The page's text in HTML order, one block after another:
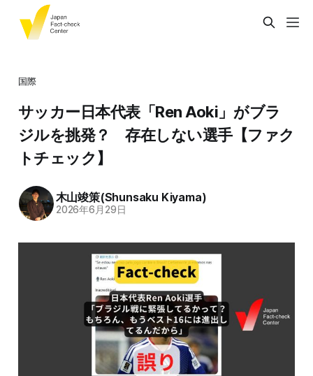
国際
サッカー日本代表「Ren Aoki」がブラ
ジルを挑発？ 存在しない選手【ファク
トチェック】
木山竣策(Shunsaku Kiyama)
2026年6月29日